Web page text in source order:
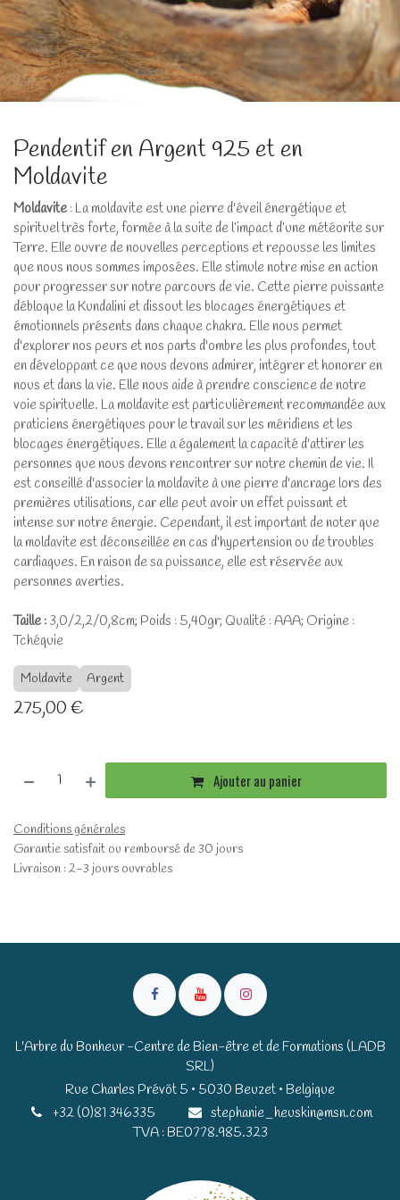
Pendentif en Argent 925 et en
Moldavite
Moldavite : La moldavite est une pierre d'éveil énergétique et
spirituel très forte, formée à la suite de l’impact d’une météorite sur
Terre. Elle ouvre de nouvelles perceptions et repousse les limites
que nous nous sommes imposées. Elle stimule notre mise en action
pour progresser sur notre parcours de vie. Cette pierre puissante
débloque la Kundalini et dissout les blocages énergétiques et
émotionnels présents dans chaque chakra. Elle nous permet
d'explorer nos peurs et nos parts d'ombre les plus profondes, tout
en développant ce que nous devons admirer, intégrer et honorer en
nous et dans la vie. Elle nous aide à prendre conscience de notre
voie spirituelle. La moldavite est particulièrement recommandée aux
praticiens énergétiques pour le travail sur les méridiens et les
blocages énergétiques. Elle a également la capacité d'attirer les
personnes que nous devons rencontrer sur notre chemin de vie. Il
est conseillé d'associer la moldavite à une pierre d'ancrage lors des
premières utilisations, car elle peut avoir un effet puissant et
intense sur notre énergie. Cependant, il est important de noter que
la moldavite est déconseillée en cas d'hypertension ou de troubles
cardiaques. En raison de sa puissance, elle est réservée aux
personnes averties.
Taille : 3,0/2,2/0,8cm; Poids : 5,40gr; Qualité : AAA; Origine :
Tchéquie
Moldavite Argent
275,00€
Ajouter au panier
Conditions générales
Garantie satisfait ou remboursé de 30 jours
Livraison : 2-3 jours ouvrables
L'Arbre du Bonheur -Centre de Bien-être et de Formations (LADB
SRL)
Rue Charles Prévôt 5 • 5030 Beuzet • Belgique​​
+32 (0)81 346335
stephanie_heuskin@msn.com
TVA : BE0778.985.323